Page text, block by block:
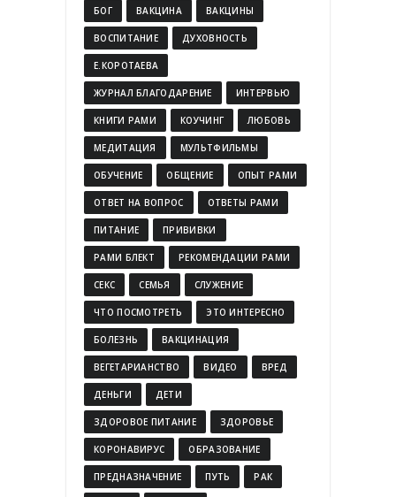
БОГ ВАКЦИНА ВАКЦИНЫ
ВОСПИТАНИЕ ДУХОВНОСТЬ
Е.КОРОТАЕВА
ЖУРНАЛ БЛАГОДАРЕНИЕ ИНТЕРВЬЮ
КНИГИ РАМИ КОУЧИНГ ЛЮБОВЬ
МЕДИТАЦИЯ МУЛЬТФИЛЬМЫ
ОБУЧЕНИЕ ОБЩЕНИЕ ОПЫТ РАМИ
ОТВЕТ НА ВОПРОС ОТВЕТЫ РАМИ
ПИТАНИЕ ПРИВИВКИ
РАМИ БЛЕКТ РЕКОМЕНДАЦИИ РАМИ
СЕКС СЕМЬЯ СЛУЖЕНИЕ
ЧТО ПОСМОТРЕТЬ ЭТО ИНТЕРЕСНО
БОЛЕЗНЬ ВАКЦИНАЦИЯ
ВЕГЕТАРИАНСТВО ВИДЕО ВРЕД
ДЕНЬГИ ДЕТИ
ЗДОРОВОЕ ПИТАНИЕ ЗДОРОВЬЕ
КОРОНАВИРУС ОБРАЗОВАНИЕ
ПРЕДНАЗНАЧЕНИЕ ПУТЬ РАК